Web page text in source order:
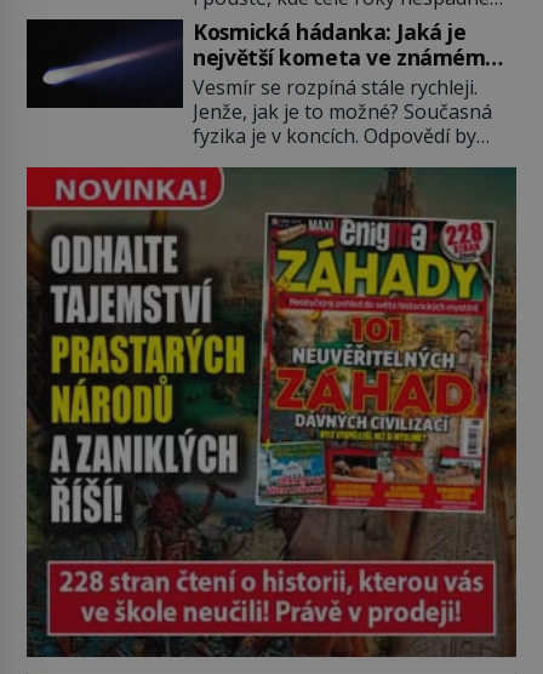
obyčejnou kulisu letního koupání.
Stačí se však podívat […]
jediná kapka deště. Na první
pohled místa, kde nemůže
existovat vůbec nic. Přesto právě
tady vědci objevují organismy,
které posouvají hranice života.
Každý nový nález mění naše
představy o tom, co všechno
dokáže příroda a napovídá, kde
bychom jednou […]
Kosmická hádanka: Jaká je
největší kometa ve známém
vesmíru?
Vesmír se rozpíná stále rychleji.
Jenže, jak je to možné? Současná
fyzika je v koncích. Odpovědí by
energie. Právě na tu se zaměří
pozornost dvojice zkušených
astronomů. Namísto ní ale objeví
něco mnohem hmatatelnějšího.
Naprosto rekordní kometu!
Astronomové Pedro Bernardinelli a
Gary Bernstein mravenčí prací
zkoumají archivní snímky v rámci
Průzkumu temné energie […]